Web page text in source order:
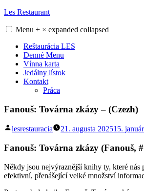
Skip
content
Les Restaurant
Menu + × expanded collapsed
Reštaurácia LES
Denné Menu
Vínna karta
Jedálny lístok
Kontakt
Práca
Fanouš: Továrna zkázy – (Czezh)
Posted
lesrestauracia 21. augusta 202515.
Fanouš: Továrna zkázy (Fanouš,
Někdy jsou nejvýraznější knihy ty, které
efektivní, přenášející velké množství